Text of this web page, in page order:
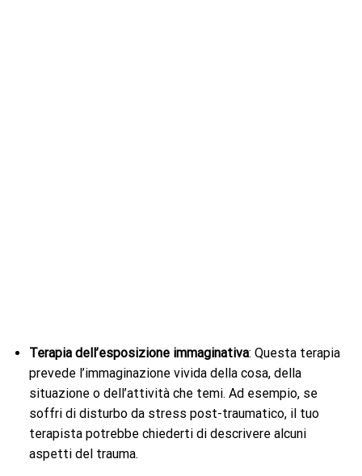
Terapia dell’esposizione immaginativa: Questa terapia
prevede l’immaginazione vivida della cosa, della
situazione o dell’attività che temi. Ad esempio, se
soffri di disturbo da stress post-traumatico, il tuo
terapista potrebbe chiederti di descrivere alcuni
aspetti del trauma.